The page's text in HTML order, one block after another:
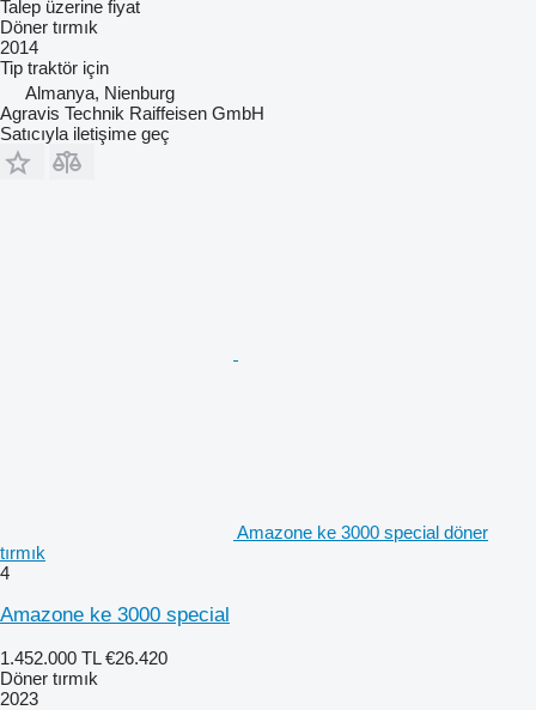
Talep üzerine fiyat
Döner tırmık
2014
Tip traktör için
Almanya, Nienburg
Agravis Technik Raiffeisen GmbH
Satıcıyla iletişime geç
Amazone ke 3000 special döner
tırmık
4
Amazone ke 3000 special
1.452.000 TL €26.420
Döner tırmık
2023